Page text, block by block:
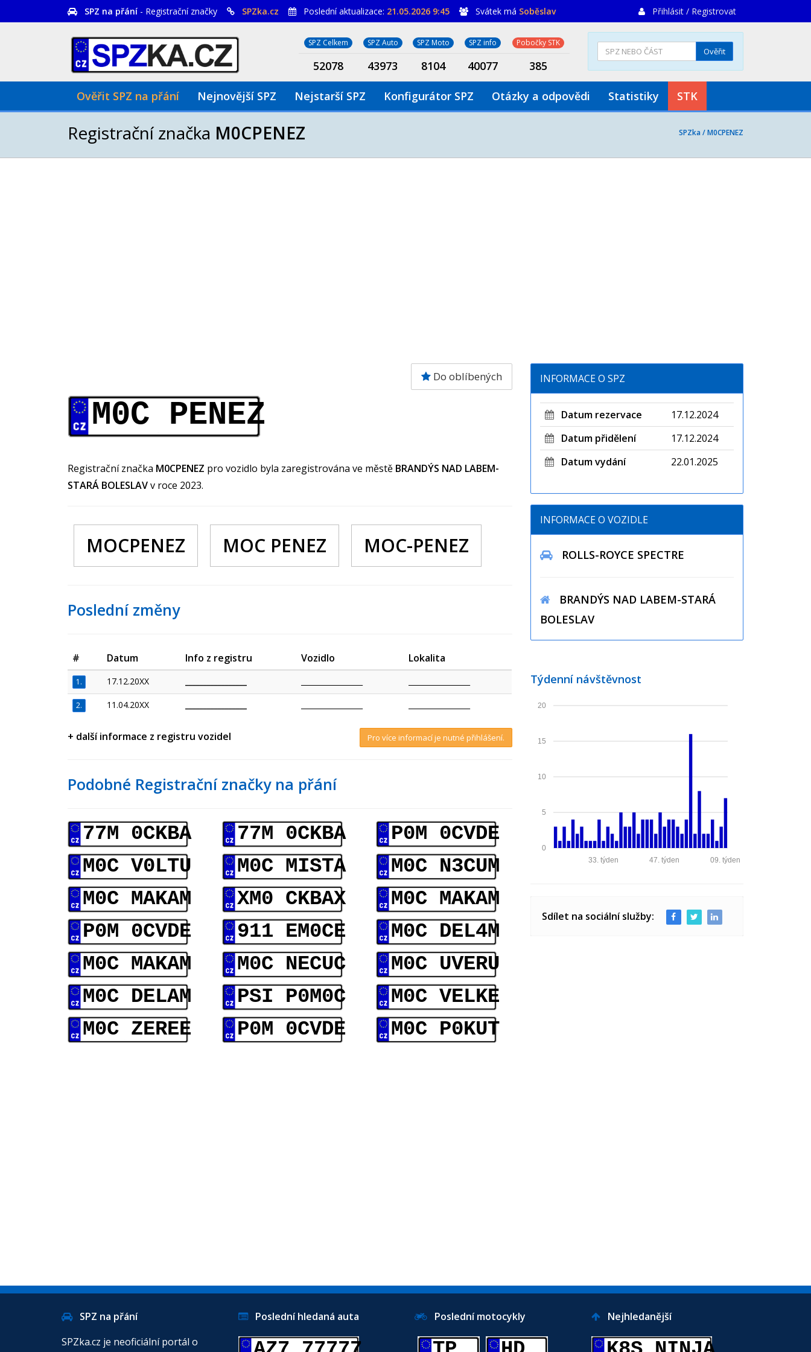
SPZ na přání - Registrační značky SPZka.cz Poslední aktualizace: 21.05.2026 9:45 Svátek má Soběslav Přihlásit / Registrovat
SPZ Celkem SPZ Auto SPZ Moto SPZ info Pobočky STK
52078 43973 8104 40077 385
Ověřit
Ověřit SPZ na přání Nejnovější SPZ Nejstarší SPZ Konfigurátor SPZ Otázky a odpovědi Statistiky STK
Registrační značka M0CPENEZ SPZka /M0CPENEZ
Do oblíbených
M0C PENEZ
Registrační značka M0CPENEZ pro vozidlo byla zaregistrována ve městě BRANDÝS NAD LABEM-
STARÁ BOLESLAVv roce 2023.
MOCPENEZ MOC PENEZ MOC-PENEZ
Poslední změny
# Datum Info z registru Vozidlo Lokalita
1. 17.12.20XX
2. 11.04.20XX
+ další informace z registru vozidel Pro více informací je nutné přihlášení.
Podobné Registrační značky na přání
77M 0CKBA 77M 0CKBA
P0M 0CVDE
M0C V0LTU
M0C MISTA
M0C N3CUM
M0C MAKAM
XM0 CKBAX
M0C MAKAM
P0M 0CVDE
911 EM0CE
M0C DEL4M
M0C MAKAM
M0C NECUC
M0C UVERU
M0C DELAM
PSI P0M0C
M0C VELKE
M0C ZEREE
P0M 0CVDE M0C P0KUT
INFORMACE O SPZ
Datum rezervace
17.12.2024
Datum přidělení
17.12.2024
Datum vydání
22.01.2025
INFORMACE O VOZIDLE
ROLLS-ROYCE SPECTRE
BRANDÝS NAD LABEM-STARÁ
BOLESLAV
Týdenní návštěvnost
0
5
10
15
20
09. týden
47. týden
33. týden
Sdílet na sociální služby:
SPZ na přání
SPZka.cz je neoficiální portál o
Poslední hledaná auta Poslední motocykly Nejhledanější